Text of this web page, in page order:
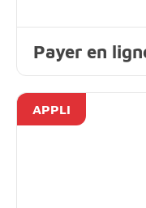
Payer en
APPLI